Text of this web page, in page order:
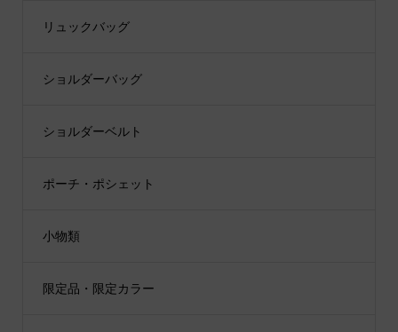
リュックバッグ
ショルダーバッグ
ショルダーベルト
ポーチ・ポシェット
小物類
限定品・限定カラー